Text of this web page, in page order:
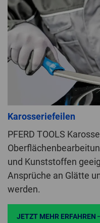
Karosseriefeilen
PFERD TOOLS
und Kunststoffen
Ansprüche an Glätte
werden.
JETZT MEHR ERFAHREN